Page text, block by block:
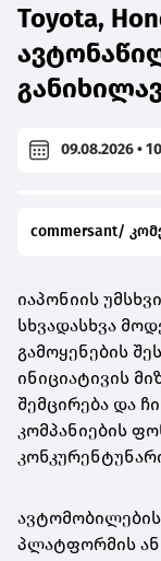
Toyota,
09.08.2026 •
commersant/
იაპონიის
სხვადასხვა
გამოყენების
ინიციატივის
შემცირება და
კომპანიების
პლატფორმის ან